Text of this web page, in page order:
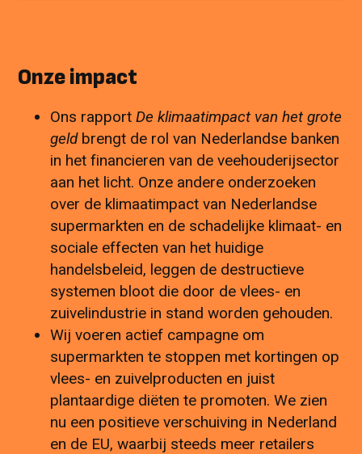
Onze impact
Ons rapportDe klimaatimpact van het grote
geldbrengt de rol van Nederlandse banken
in het financieren van de veehouderijsector
aan het licht. Onze andere onderzoeken
over de klimaatimpact van Nederlandse
supermarkten en de schadelijke klimaat- en
sociale effecten van het huidige
handelsbeleid, leggen de destructieve
systemen bloot die door de vlees- en
zuivelindustrie in stand worden gehouden.
Wij voeren actief campagne om
supermarkten te stoppen met kortingen op
vlees- en zuivelproducten en juist
plantaardige diëten te promoten. We zien
nu een positieve verschuiving in Nederland
en de EU, waarbij steeds meer retailers